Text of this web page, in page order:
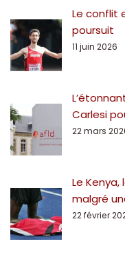
Le conflit
poursuit
11 juin 2026
Carlesi
22 mars
Le
malgré
22 février